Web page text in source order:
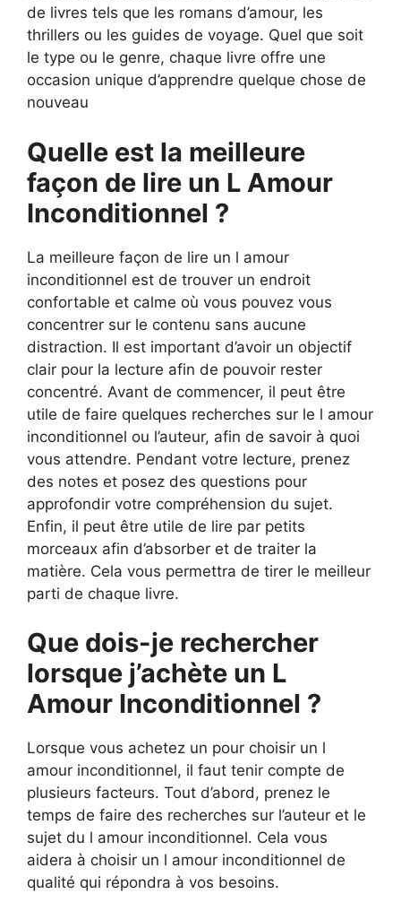
de livres tels que les romans d’amour, les
thrillers ou les guides de voyage. Quel que soit
le type ou le genre, chaque livre offre une
occasion unique d’apprendre quelque chose de
nouveau
Quelle est la meilleure
façon de lire un L Amour
Inconditionnel ?
La meilleure façon de lire un l amour
inconditionnel est de trouver un endroit
confortable et calme où vous pouvez vous
concentrer sur le contenu sans aucune
distraction. Il est important d’avoir un objectif
clair pour la lecture afin de pouvoir rester
concentré. Avant de commencer, il peut être
utile de faire quelques recherches sur le l amour
inconditionnel ou l’auteur, afin de savoir à quoi
vous attendre. Pendant votre lecture, prenez
des notes et posez des questions pour
approfondir votre compréhension du sujet.
Enfin, il peut être utile de lire par petits
morceaux afin d’absorber et de traiter la
matière. Cela vous permettra de tirer le meilleur
parti de chaque livre.
Que dois-je rechercher
lorsque j’achète un L
Amour Inconditionnel ?
Lorsque vous achetez un pour choisir un l
amour inconditionnel, il faut tenir compte de
plusieurs facteurs. Tout d’abord, prenez le
temps de faire des recherches sur l’auteur et le
sujet du l amour inconditionnel. Cela vous
aidera à choisir un l amour inconditionnel de
qualité qui répondra à vos besoins.